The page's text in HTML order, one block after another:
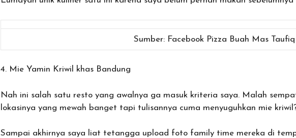
Sumber: Facebook Pizza Buah Mas Taufiq
4. Mie Yamin Kriwil khas Bandung
Nah ini salah satu resto yang awalnya ga masuk kriteria saya. Malah
lokasinya yang mewah banget tapi tulisannya cuma menyuguhkan mie
Sampai akhirnya saya liat tetangga upload foto family time mereka di